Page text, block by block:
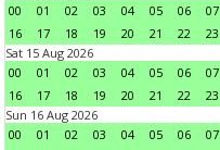
00
01 02 03 04 05 06 07
16
17 18 19 20 21 22
23
Sat 15 Aug 2026
00
01 02 03 04 05 06 07
16
17 18 19 20 21 22
23
Sun 16 Aug 2026
00
01 02 03 04 05 06 07